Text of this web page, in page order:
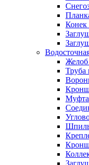
Конек
Желоб
Труба
Муфта